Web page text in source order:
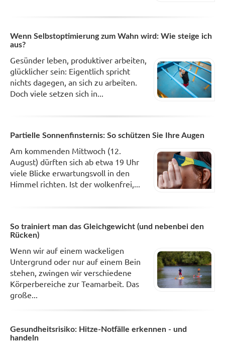
Wenn Selbstoptimierung zum Wahn wird: Wie steige ich
aus?
Gesünder leben, produktiver arbeiten,
glücklicher sein: Eigentlich spricht
nichts dagegen, an sich zu arbeiten.
Doch viele setzen sich in...
Partielle Sonnenfinsternis: So schützen Sie Ihre Augen
Am kommenden Mittwoch (12.
August) dürften sich ab etwa 19 Uhr
viele Blicke erwartungsvoll in den
Himmel richten. Ist der wolkenfrei,...
So trainiert man das Gleichgewicht (und nebenbei den
Rücken)
Wenn wir auf einem wackeligen
Untergrund oder nur auf einem Bein
stehen, zwingen wir verschiedene
Körperbereiche zur Teamarbeit. Das
große...
Gesundheitsrisiko: Hitze-Notfälle erkennen - und
handeln